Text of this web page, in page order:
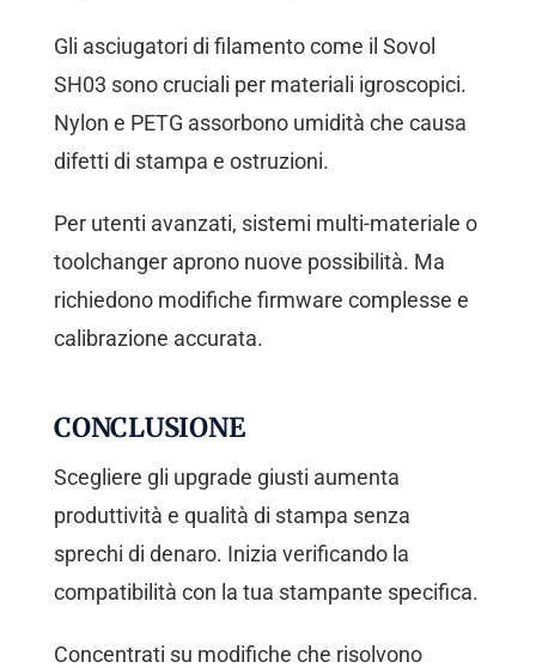
Gli asciugatori di filamento come il Sovol
SH03 sono cruciali per materiali igroscopici.
Nylon e PETG assorbono umidità che causa
difetti di stampa e ostruzioni.
Per utenti avanzati, sistemi multi-materiale o
toolchanger aprono nuove possibilità. Ma
richiedono modifiche firmware complesse e
calibrazione accurata.
CONCLUSIONE
Scegliere gli upgrade giusti aumenta
produttività e qualità di stampa senza
sprechi di denaro. Inizia verificando la
compatibilità con la tua stampante specifica.
Concentrati su modifiche che risolvono